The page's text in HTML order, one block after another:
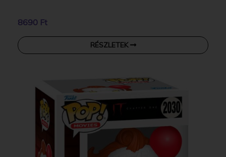
8690 Ft
RÉSZLETEK